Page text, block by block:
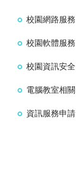
校園網路服務
校園軟體服務
校園資訊安全
電腦教室相關
資訊服務申請